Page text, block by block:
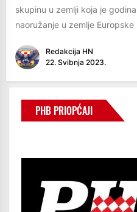
skupinu u zemlji koja je
naoružanje u zemlje Europske
Redakcija HN
22. Svibnja 2023.
PHB PRIOPĆAJI